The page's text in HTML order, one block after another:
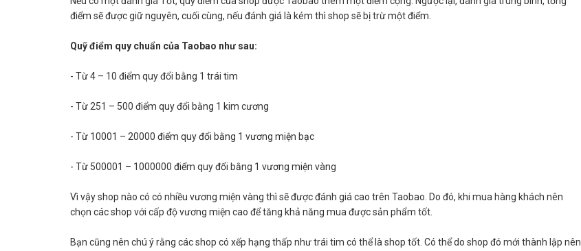
điểm sẽ được giữ nguyên, cuối cùng, nếu đánh giá là kém thì shop sẽ bị trừ một điểm.
Quỹ điểm quy chuẩn của Taobao như sau:
- Từ 4 – 10 điểm quy đổi bằng 1 trái tim
- Từ 251 – 500 điểm quy đổi bằng 1 kim cương
- Từ 10001 – 20000 điểm quy đổi bằng 1 vương miện bạc
- Từ 500001 – 1000000 điểm quy đổi bằng 1 vương miện vàng
Vì vậy shop nào có có nhiều vương miện vàng thì sẽ được đánh giá cao trên Taobao. Do đó, khi mua hàng khách nên
chọn các shop với cấp độ vương miện cao để tăng khả năng mua được sản phẩm tốt.
Bạn cũng nên chú ý rằng các shop có xếp hạng thấp như trái tim có thể là shop tốt. Có thể do shop đó mới thành lập nên